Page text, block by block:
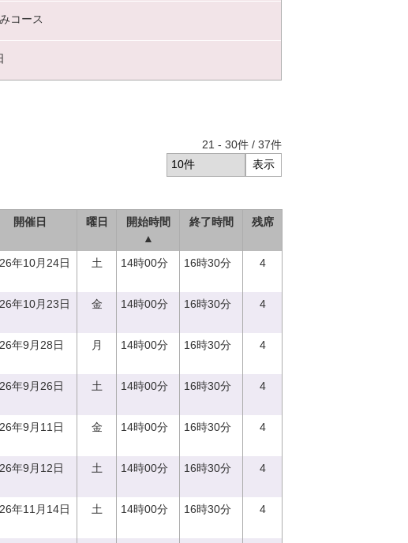
コース
21 - 30件 / 37件
開催日 曜日
開始時間
▲
終了時間 残席
年10月24日 土 14時00分 16時30分 4
年10月23日 金 14時00分 16時30分 4
年9月28日 月 14時00分 16時30分 4
年9月26日 土 14時00分 16時30分 4
年9月11日 金 14時00分 16時30分 4
年9月12日 土 14時00分 16時30分 4
年11月14日 土 14時00分 16時30分 4